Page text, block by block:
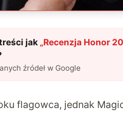
jak „Recenzja Honor
źródeł w Google
flagowca, jednak